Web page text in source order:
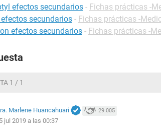
efectos secundarios - Fichas prácticas -
secundarios - Fichas prácticas -
efectos secundarios - Fichas prácticas -
1 / 1
Marlene Huancahuari 29.005
jul 2019 a las 00:37